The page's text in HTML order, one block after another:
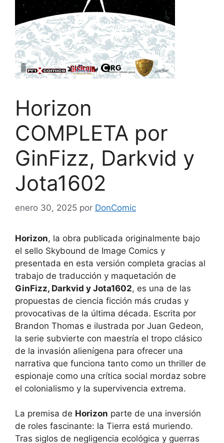
Horizon
COMPLETA por
GinFizz, Darkvid y
Jota1602
enero 30, 2025 por DonComic
Horizon, la obra publicada originalmente bajo
el sello Skybound de Image Comics y
presentada en esta versión completa gracias al
trabajo de traducción y maquetación de
GinFizz, Darkvid y Jota1602, es una de las
propuestas de ciencia ficción más crudas y
provocativas de la última década. Escrita por
Brandon Thomas e ilustrada por Juan Gedeon,
la serie subvierte con maestría el tropo clásico
de la invasión alienígena para ofrecer una
narrativa que funciona tanto como un thriller de
espionaje como una crítica social mordaz sobre
el colonialismo y la supervivencia extrema.
La premisa de Horizon parte de una inversión
de roles fascinante: la Tierra está muriendo.
Tras siglos de negligencia ecológica y guerras